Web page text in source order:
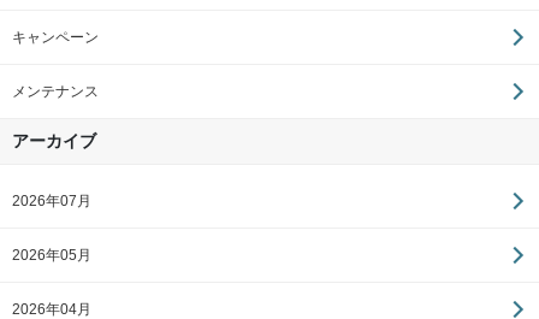
キャンペーン
メンテナンス
アーカイブ
2026年07月
2026年05月
2026年04月